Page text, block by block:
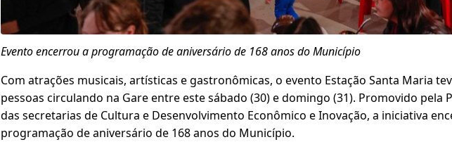
Evento encerrou a programação de aniversário de 168 anos do Município
Com atrações musicais, artísticas e gastronômicas, o evento Estação Santa Maria
pessoas circulando na Gare entre este sábado (30) e domingo (31). Promovido pela
das secretarias de Cultura e Desenvolvimento Econômico e Inovação, a iniciativa
programação de aniversário de 168 anos do Município.